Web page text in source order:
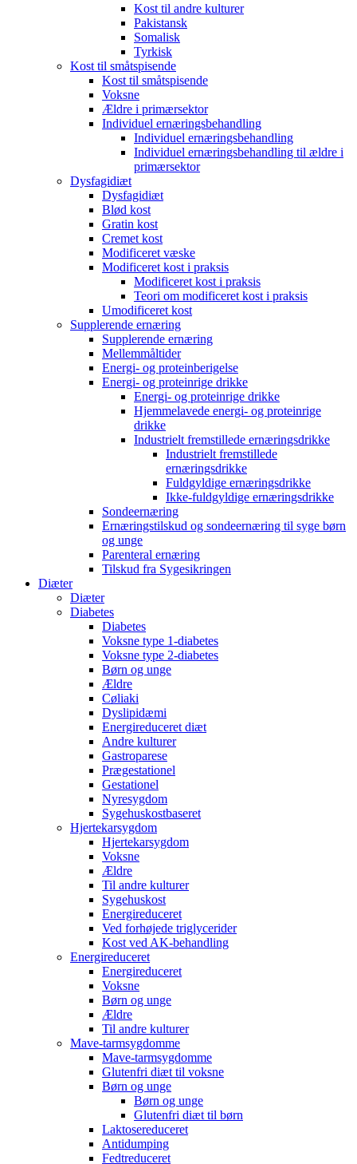
Kost til andre kulturer
Pakistansk
Somalisk
Tyrkisk
Kost til småtspisende
Kost til småtspisende
Voksne
Ældre i primærsektor
Individuel ernæringsbehandling
Individuel ernæringsbehandling
Individuel ernæringsbehandling til ældre i
primærsektor
Dysfagidiæt
Dysfagidiæt
Blød kost
Gratin kost
Cremet kost
Modificeret væske
Modificeret kost i praksis
Modificeret kost i praksis
Teori om modificeret kost i praksis
Umodificeret kost
Supplerende ernæring
Supplerende ernæring
Mellemmåltider
Energi- og proteinberigelse
Energi- og proteinrige drikke
Energi- og proteinrige drikke
Hjemmelavede energi- og proteinrige
drikke
Industrielt fremstillede ernæringsdrikke
Industrielt fremstillede
ernæringsdrikke
Fuldgyldige ernæringsdrikke
Ikke-fuldgyldige ernæringsdrikke
Sondeernæring
Ernæringstilskud og sondeernæring til syge børn
og unge
Parenteral ernæring
Tilskud fra Sygesikringen
Diæter
Diæter
Diabetes
Diabetes
Voksne type 1-diabetes
Voksne type 2-diabetes
Børn og unge
Ældre
Cøliaki
Dyslipidæmi
Energireduceret diæt
Andre kulturer
Gastroparese
Prægestationel
Gestationel
Nyresygdom
Sygehuskostbaseret
Hjertekarsygdom
Hjertekarsygdom
Voksne
Ældre
Til andre kulturer
Sygehuskost
Energireduceret
Ved forhøjede triglycerider
Kost ved AK-behandling
Energireduceret
Energireduceret
Voksne
Børn og unge
Ældre
Til andre kulturer
Mave-tarmsygdomme
Mave-tarmsygdomme
Glutenfri diæt til voksne
Børn og unge
Børn og unge
Glutenfri diæt til børn
Laktosereduceret
Antidumping
Fedtreduceret